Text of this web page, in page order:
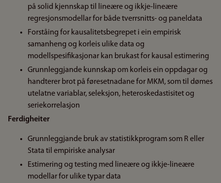
på solid kjennskap til lineære og ikkje-lineære
regresjonsmodellar for både tverrsnitts- og paneldata
Forståing for kausalitetsbegrepet i ein empirisk
samanheng og korleis ulike data og
modellspesifikasjonar kan brukast for kausal estimering
Grunnleggjande kunnskap om korleis ein oppdagar og
handterer brot på føresetnadane for MKM, som til dømes
utelatne variablar, seleksjon, heteroskedastisitet og
seriekorrelasjon
Ferdigheiter
Grunnleggjande bruk av statistikkprogram som R eller
Stata til empiriske analysar
Estimering og testing med lineære og ikkje-lineære
modellar for ulike typar data